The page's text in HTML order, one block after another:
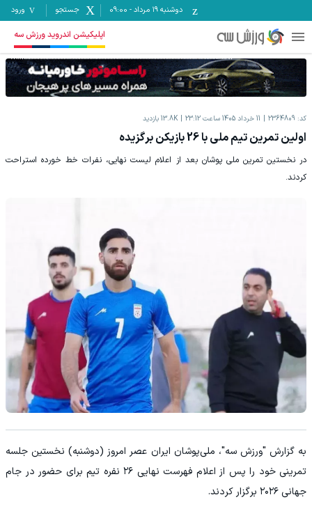
دوشنبه ۱۹ مرداد -
09:00 جستجو ورود
اپلیکیشن اندروید ورزش سه
کد: 2364809 11 خرداد 1405 ساعت 23:12 13.8K بازدید
اولین تمرین تیم ملی با 26 بازیکن برگزیده
در نخستین تمرین ملی پوشان بعد از اعلام لیست نهایی، نفرات خط خورده استراحت
کردند.
به گزارش "ورزش سه"، ملی‌پوشان ایران عصر امروز (دوشنبه) نخستین جلسه
تمرینی خود را پس از اعلام فهرست نهایی ۲۶ نفره تیم برای حضور در جام
جهانی ۲۰۲۶ برگزار کردند.